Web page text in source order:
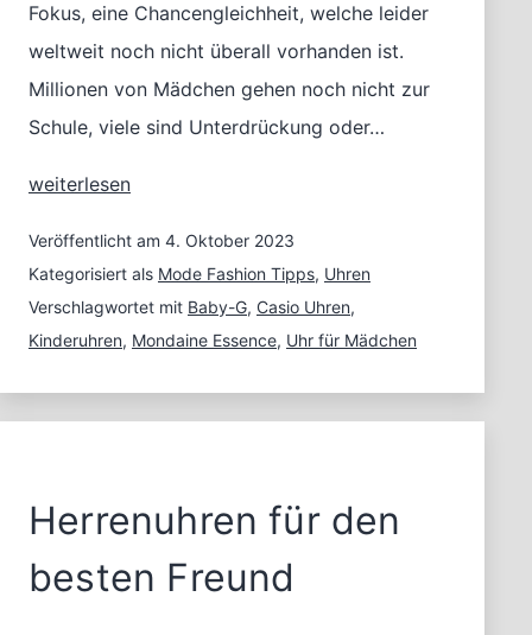
Fokus, eine Chancengleichheit, welche leider
weltweit noch nicht überall vorhanden ist.
Millionen von Mädchen gehen noch nicht zur
Schule, viele sind Unterdrückung oder…
Mädchenuhren
Weltmädchentag
weiterlesen
Veröffentlicht am 4. Oktober 2023
Kategorisiert als Mode Fashion Tipps, Uhren
Verschlagwortet mit Baby-G, Casio Uhren,
Kinderuhren, Mondaine Essence, Uhr für Mädchen
Herrenuhren für den
besten Freund